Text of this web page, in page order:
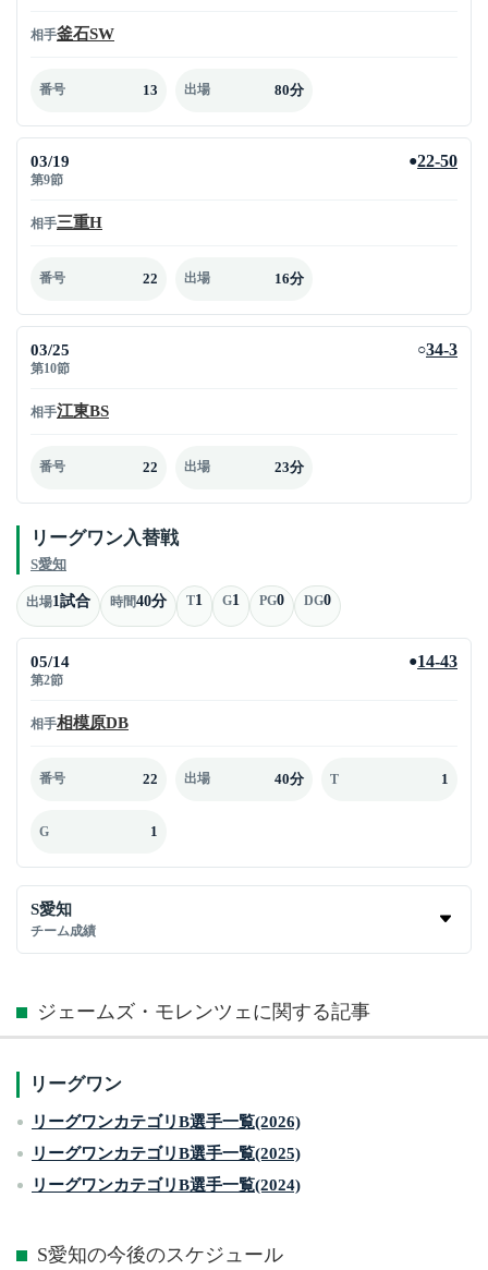
相手釜石SW
番号 13 出場 80分
03/19
第9節
●22-50
相手三重H
番号 22 出場 16分
03/25
第10節
○34-3
相手江東BS
番号 22 出場 23分
リーグワン入替戦
S愛知
出場1試合 時間40分 T1 G1 PG0 DG0
05/14
第2節
●14-43
相手相模原DB
番号 22 出場 40分 T 1
G 1
S愛知
チーム成績
ジェームズ・モレンツェに関する記事
リーグワン
リーグワンカテゴリB選手一覧(2026)
リーグワンカテゴリB選手一覧(2025)
リーグワンカテゴリB選手一覧(2024)
S愛知の今後のスケジュール